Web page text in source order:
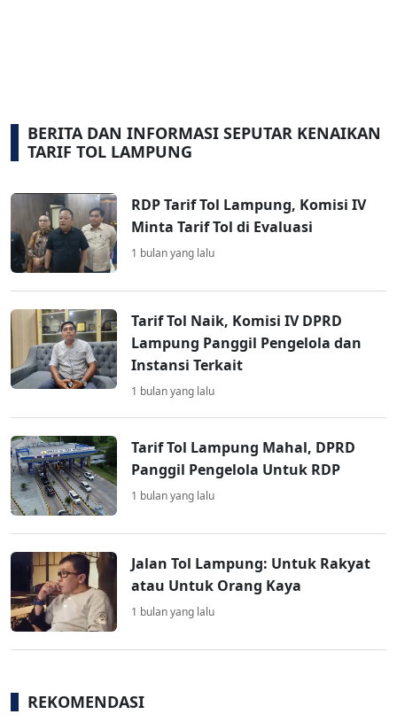
BERITA DAN INFORMASI SEPUTAR KENAIKAN
TARIF TOL LAMPUNG
RDP Tarif Tol Lampung, Komisi IV
Minta Tarif Tol di Evaluasi
1 bulan yang lalu
Tarif Tol Naik, Komisi IV DPRD
Lampung Panggil Pengelola dan
Instansi Terkait
1 bulan yang lalu
Tarif Tol Lampung Mahal, DPRD
Panggil Pengelola Untuk RDP
1 bulan yang lalu
Jalan Tol Lampung: Untuk Rakyat
atau Untuk Orang Kaya
1 bulan yang lalu
REKOMENDASI